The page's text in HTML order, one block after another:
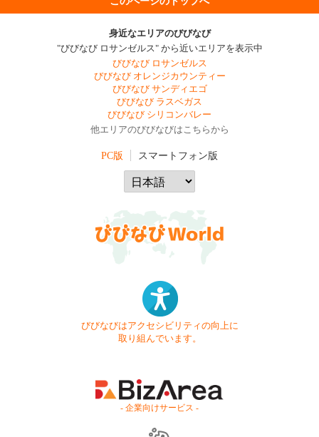
身近なエリアのびびなび
"びびなび ロサンゼルス" から近いエリアを表示中
びびなび ロサンゼルス
びびなび オレンジカウンティー
びびなび サンディエゴ
びびなび ラスベガス
びびなび シリコンバレー
他エリアのびびなびはこちらから
PC版 スマートフォン版
びびなびはアクセシビリティの向上に
取り組んでいます。
- 企業向けサービス -